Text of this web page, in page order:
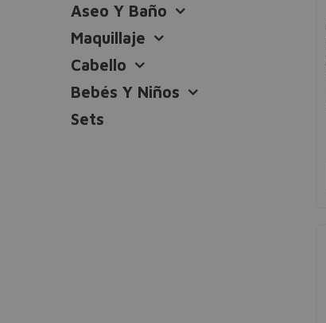
Aseo Y Baño
Maquillaje
Cabello
Bebés Y Niños
Sets